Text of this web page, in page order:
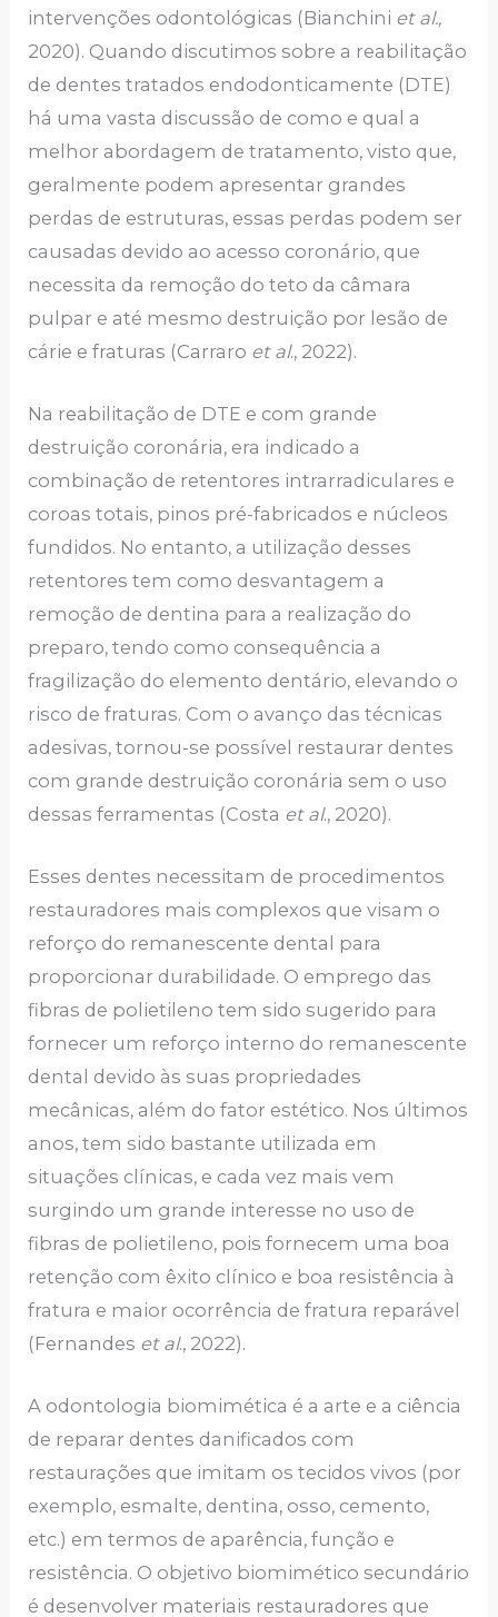
intervenções odontológicas (Bianchini et al.,
2020). Quando discutimos sobre a reabilitação
de dentes tratados endodonticamente (DTE)
há uma vasta discussão de como e qual a
melhor abordagem de tratamento, visto que,
geralmente podem apresentar grandes
perdas de estruturas, essas perdas podem ser
causadas devido ao acesso coronário, que
necessita da remoção do teto da câmara
pulpar e até mesmo destruição por lesão de
cárie e fraturas (Carraro et al., 2022).
Na reabilitação de DTE e com grande
destruição coronária, era indicado a
combinação de retentores intrarradiculares e
coroas totais, pinos pré-fabricados e núcleos
fundidos. No entanto, a utilização desses
retentores tem como desvantagem a
remoção de dentina para a realização do
preparo, tendo como consequência a
fragilização do elemento dentário, elevando o
risco de fraturas. Com o avanço das técnicas
adesivas, tornou-se possível restaurar dentes
com grande destruição coronária sem o uso
dessas ferramentas (Costa et al., 2020).
Esses dentes necessitam de procedimentos
restauradores mais complexos que visam o
reforço do remanescente dental para
proporcionar durabilidade. O emprego das
fibras de polietileno tem sido sugerido para
fornecer um reforço interno do remanescente
dental devido às suas propriedades
mecânicas, além do fator estético. Nos últimos
anos, tem sido bastante utilizada em
situações clínicas, e cada vez mais vem
surgindo um grande interesse no uso de
fibras de polietileno, pois fornecem uma boa
retenção com êxito clínico e boa resistência à
fratura e maior ocorrência de fratura reparável
(Fernandes et al., 2022).
A odontologia biomimética é a arte e a ciência
de reparar dentes danificados com
restaurações que imitam os tecidos vivos (por
exemplo, esmalte, dentina, osso, cemento,
etc.) em termos de aparência, função e
resistência. O objetivo biomimético secundário
é desenvolver materiais restauradores que